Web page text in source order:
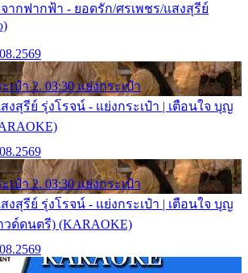
จากฟากฟ้า - ยอดรัก/ศรเพชร/แสงสุรีย์
เป๋า 2. 03:30 แย่งกระเป๋า
งสุรีย์ รุ่งโรจน์ - แย่งกระเป๋า | เตือนใจ บุญ
เป๋า 2. 03:30 แย่งกระเป๋า
งสุรีย์ รุ่งโรจน์ - แย่งกระเป๋า | เตือนใจ บุญ
ด์ดนตรี) (KARAOKE)